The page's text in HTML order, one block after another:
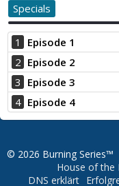
Specials
1
Episode 1
2 Episode 2
3 Episode 3
4 Episode 4
© 2026 Burning Series™
House of the
DNS erklärt